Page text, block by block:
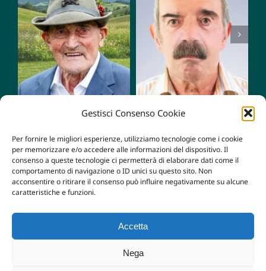
Gestisci Consenso Cookie
Per fornire le migliori esperienze, utilizziamo tecnologie come i cookie
per memorizzare e/o accedere alle informazioni del dispositivo. Il
consenso a queste tecnologie ci permetterà di elaborare dati come il
comportamento di navigazione o ID unici su questo sito. Non
acconsentire o ritirare il consenso può influire negativamente su alcune
caratteristiche e funzioni.
Accetta
Nega
Mario
Zampese
Giacomo
Tognetti